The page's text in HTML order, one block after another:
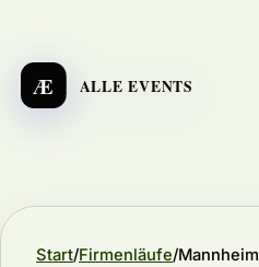
Æ ALLE EVENTS
Start Firmenläufe Mannheim